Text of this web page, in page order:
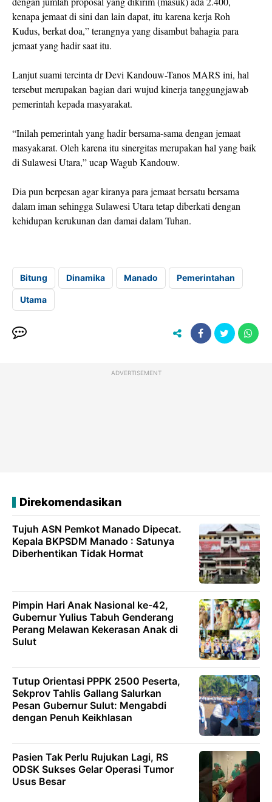
kenapa jemaat di sini dan lain dapat, itu karena kerja Roh
Kudus, berkat doa,” terangnya yang disambut bahagia para
jemaat yang hadir saat itu.
Lanjut suami tercinta dr Devi Kandouw-Tanos MARS ini, hal
tersebut merupakan bagian dari wujud kinerja tanggungjawab
pemerintah kepada masyarakat.
“Inilah pemerintah yang hadir bersama-sama dengan jemaat
masyakarat. Oleh karena itu sinergitas merupakan hal yang baik
di Sulawesi Utara,” ucap Wagub Kandouw.
Dia pun berpesan agar kiranya para jemaat bersatu bersama
dalam iman sehingga Sulawesi Utara tetap diberkati dengan
kehidupan kerukunan dan damai dalam Tuhan.
Bitung Dinamika Manado Pemerintahan
Utama
ADVERTISEMENT
Direkomendasikan
Tujuh ASN Pemkot Manado Dipecat.
Kepala BKPSDM Manado : Satunya
Diberhentikan Tidak Hormat
Pimpin Hari Anak Nasional ke-42,
Gubernur Yulius Tabuh Genderang
Perang Melawan Kekerasan Anak di
Sulut
Tutup Orientasi PPPK 2500 Peserta,
Sekprov Tahlis Gallang Salurkan
Pesan Gubernur Sulut: Mengabdi
dengan Penuh Keikhlasan
Pasien Tak Perlu Rujukan Lagi, RS
ODSK Sukses Gelar Operasi Tumor
Usus Besar